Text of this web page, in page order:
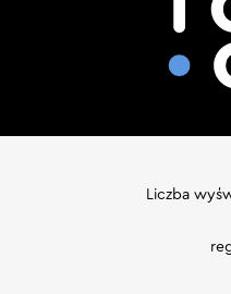
Liczba